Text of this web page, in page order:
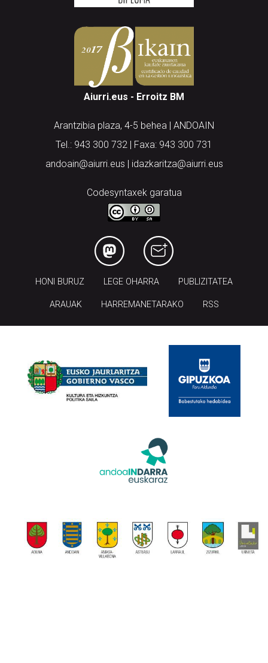
Aiurri.eus - Erroitz BM
Arantzibia plaza, 4-5 behea | ANDOAIN
Tel.: 943 300 732 | Faxa: 943 300 731
andoain@aiurri.eus | idazkaritza@aiurri.eus
Codesyntaxek garatua
HONI BURUZ LEGE OHARRA PUBLIZITATEA
ARAUAK HARREMANETARAKO RSS